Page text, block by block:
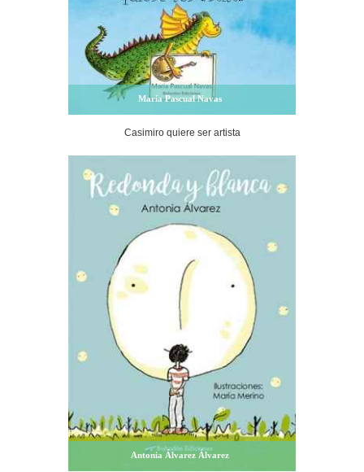
María Pascual Navas
Casimiro quiere ser artista
Antonia Álvarez Álvarez